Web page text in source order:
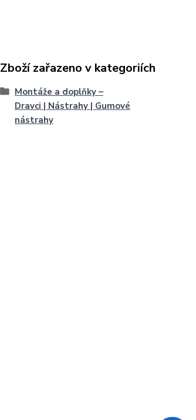
Zboží zařazeno v kategoriích
Montáže a doplňky –
Dravci | Nástrahy | Gumové
nástrahy